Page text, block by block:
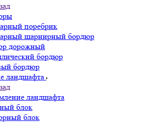
поребрик
шарнирный бордюр
дорожный
бордюр
бордюр
ландшафта
ландшафта
блок
блок